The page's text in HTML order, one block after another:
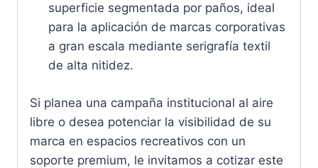
superficie segmentada por paños, ideal
para la aplicación de marcas corporativas
a gran escala mediante serigrafía textil
de alta nitidez.
Si planea una campaña institucional al aire
libre o desea potenciar la visibilidad de su
marca en espacios recreativos con un
soporte premium, le invitamos a cotizar este